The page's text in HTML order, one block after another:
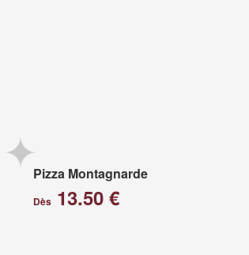
Pizza Montagnarde
Dès 13.50 €